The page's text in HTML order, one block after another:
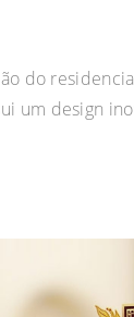
do
um design